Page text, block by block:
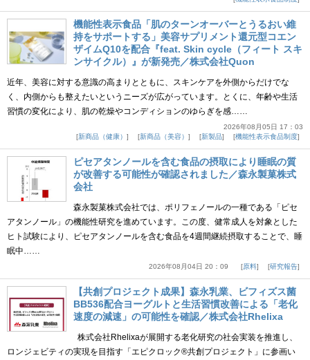
機能性表示食品「肌のターンオーバーとうるおい維
持をサポートする」美容サプリメント還元型コエン
ザイムQ10を配合『feat. Skin cycle（フィート スキ
ンサイクル）』が新発売／株式会社Quon
近年、美容に対する意識の高まりとともに、スキンケアを外側からだけでな
く、内側からも整えたいというニーズが広がっています。とくに、年齢や生活
習慣の変化により、肌の乾燥やコンディションのゆらぎを感……
2026年08月05日 17：03
新商品（健康）
新商品（美容） 新製品 機能性表示食品制度
ピセアタンノールを含む食品の摂取により睡眠の質
が改善する可能性が確認されました／森永製菓株式
会社
森永製菓株式会社では、ポリフェノールの一種である「ピセ
アタンノール」の機能性研究を進めています。この度、健常成人を対象とした
ヒト試験により、ピセアタンノールを含む食品を4週間継続摂取することで、睡
眠中……
2026年08月04日 20：09 原料 研究報告
【共創プロジェクト成果】森永乳業、ビフィズス菌
BB536配合ヨーグルトと生活習慣改善による「老化
速度の減速」の可能性を確認／株式会社Rhelixa
株式会社Rhelixaが展開する老化研究の社会実装を推進し、
ロンジェビティの実現を目指す「エピクロック®共創プロジェクト」に参画い